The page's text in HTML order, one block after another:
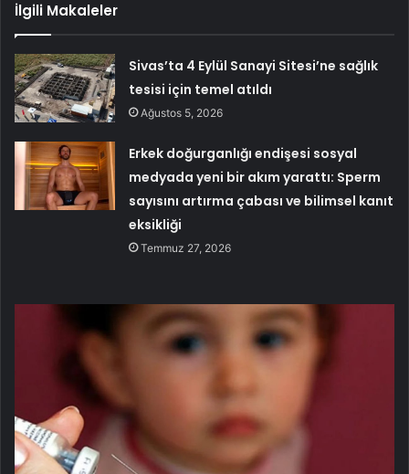
İlgili Makaleler
Sivas’ta 4 Eylül Sanayi Sitesi’ne sağlık
tesisi için temel atıldı
Ağustos 5, 2026
Erkek doğurganlığı endişesi sosyal
medyada yeni bir akım yarattı: Sperm
sayısını artırma çabası ve bilimsel kanıt
eksikliği
Temmuz 27, 2026